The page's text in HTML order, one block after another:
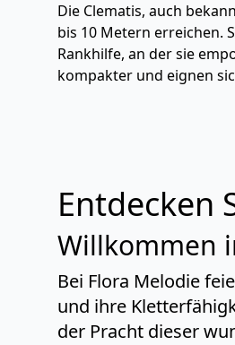
Die Clematis, auch
bis 10 Metern erreichen.
Rankhilfe, an der sie
kompakter und eignen
Entdecken
Willkommen
Bei Flora Melodie
und ihre
der Pracht dieser